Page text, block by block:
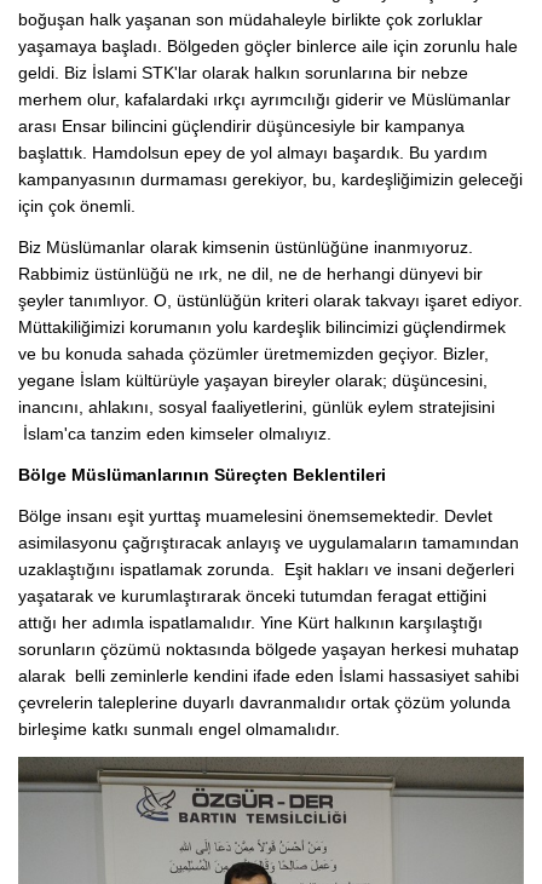
boğuşan halk yaşanan son müdahaleyle birlikte çok zorluklar
yaşamaya başladı. Bölgeden göçler binlerce aile için zorunlu hale
geldi. Biz İslami STK'lar olarak halkın sorunlarına bir nebze
merhem olur, kafalardaki ırkçı ayrımcılığı giderir ve Müslümanlar
arası Ensar bilincini güçlendirir düşüncesiyle bir kampanya
başlattık. Hamdolsun epey de yol almayı başardık. Bu yardım
kampanyasının durmaması gerekiyor, bu, kardeşliğimizin geleceği
için çok önemli.
Biz Müslümanlar olarak kimsenin üstünlüğüne inanmıyoruz.
Rabbimiz üstünlüğü ne ırk, ne dil, ne de herhangi dünyevi bir
şeyler tanımlıyor. O, üstünlüğün kriteri olarak takvayı işaret ediyor.
Müttakiliğimizi korumanın yolu kardeşlik bilincimizi güçlendirmek
ve bu konuda sahada çözümler üretmemizden geçiyor. Bizler,
yegane İslam kültürüyle yaşayan bireyler olarak; düşüncesini,
inancını, ahlakını, sosyal faaliyetlerini, günlük eylem stratejisini
İslam'ca tanzim eden kimseler olmalıyız.
Bölge Müslümanlarının Süreçten Beklentileri
Bölge insanı eşit yurttaş muamelesini önemsemektedir. Devlet
asimilasyonu çağrıştıracak anlayış ve uygulamaların tamamından
uzaklaştığını ispatlamak zorunda. Eşit hakları ve insani değerleri
yaşatarak ve kurumlaştırarak önceki tutumdan feragat ettiğini
attığı her adımla ispatlamalıdır. Yine Kürt halkının karşılaştığı
sorunların çözümü noktasında bölgede yaşayan herkesi muhatap
alarak belli zeminlerle kendini ifade eden İslami hassasiyet sahibi
çevrelerin taleplerine duyarlı davranmalıdır ortak çözüm yolunda
birleşime katkı sunmalı engel olmamalıdır.